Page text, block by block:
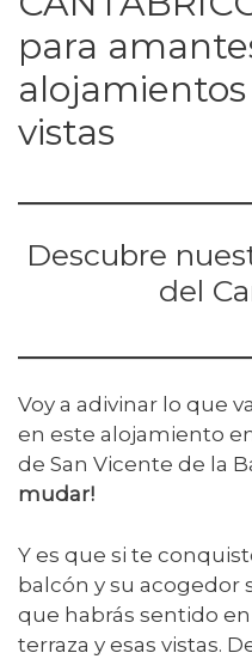
para
vistas
Descubre
del
Voy a adivinar lo que
en este alojamiento
de San Vicente de la
mudar!
Y es que si te
balcón y su acogedor
que habrás sentido
terraza y esas vistas.